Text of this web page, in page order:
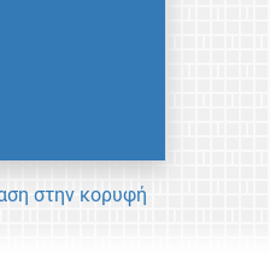
στην κορυφή